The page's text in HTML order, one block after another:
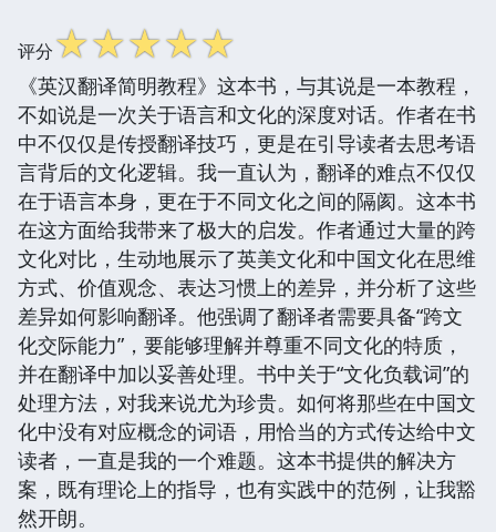
评分☆☆☆☆☆
《英汉翻译简明教程》这本书，与其说是一本教程，
不如说是一次关于语言和文化的深度对话。作者在书
中不仅仅是传授翻译技巧，更是在引导读者去思考语
言背后的文化逻辑。我一直认为，翻译的难点不仅仅
在于语言本身，更在于不同文化之间的隔阂。这本书
在这方面给我带来了极大的启发。作者通过大量的跨
文化对比，生动地展示了英美文化和中国文化在思维
方式、价值观念、表达习惯上的差异，并分析了这些
差异如何影响翻译。他强调了翻译者需要具备“跨文
化交际能力”，要能够理解并尊重不同文化的特质，
并在翻译中加以妥善处理。书中关于“文化负载词”的
处理方法，对我来说尤为珍贵。如何将那些在中国文
化中没有对应概念的词语，用恰当的方式传达给中文
读者，一直是我的一个难题。这本书提供的解决方
案，既有理论上的指导，也有实践中的范例，让我豁
然开朗。